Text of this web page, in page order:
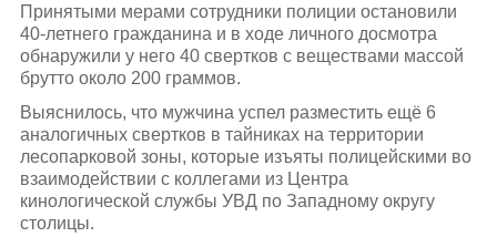
Принятыми мерами сотрудники полиции остановили
40-летнего гражданина и в ходе личного досмотра
обнаружили у него 40 свертков с веществами массой
брутто около 200 граммов.
Выяснилось, что мужчина успел разместить ещё 6
аналогичных свертков в тайниках на территории
лесопарковой зоны, которые изъяты полицейскими во
взаимодействии с коллегами из Центра
кинологической службы УВД по Западному округу
столицы.